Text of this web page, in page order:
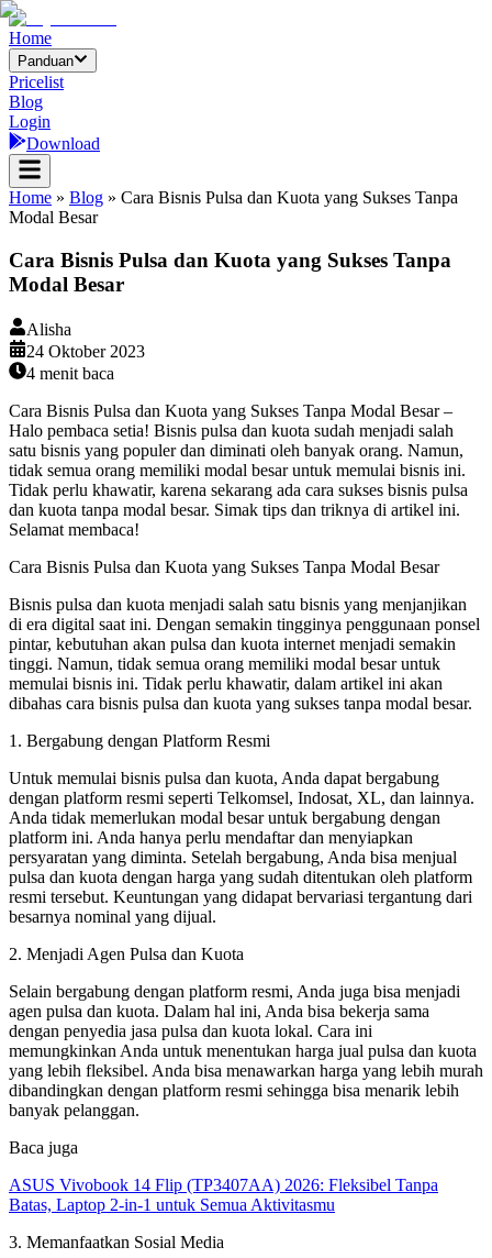
Home
Panduan
Pricelist
Blog
Login
Download
Home » Blog » Cara Bisnis Pulsa dan Kuota yang Sukses Tanpa
Modal Besar
Cara Bisnis Pulsa dan Kuota yang Sukses Tanpa
Modal Besar
Alisha
24 Oktober 2023
4 menit baca
Cara Bisnis Pulsa dan Kuota yang Sukses Tanpa Modal Besar –
Halo pembaca setia! Bisnis pulsa dan kuota sudah menjadi salah
satu bisnis yang populer dan diminati oleh banyak orang. Namun,
tidak semua orang memiliki modal besar untuk memulai bisnis ini.
Tidak perlu khawatir, karena sekarang ada cara sukses bisnis pulsa
dan kuota tanpa modal besar. Simak tips dan triknya di artikel ini.
Selamat membaca!
Cara Bisnis Pulsa dan Kuota yang Sukses Tanpa Modal Besar
Bisnis pulsa dan kuota menjadi salah satu bisnis yang menjanjikan
di era digital saat ini. Dengan semakin tingginya penggunaan ponsel
pintar, kebutuhan akan pulsa dan kuota internet menjadi semakin
tinggi. Namun, tidak semua orang memiliki modal besar untuk
memulai bisnis ini. Tidak perlu khawatir, dalam artikel ini akan
dibahas cara bisnis pulsa dan kuota yang sukses tanpa modal besar.
1. Bergabung dengan Platform Resmi
Untuk memulai bisnis pulsa dan kuota, Anda dapat bergabung
dengan platform resmi seperti Telkomsel, Indosat, XL, dan lainnya.
Anda tidak memerlukan modal besar untuk bergabung dengan
platform ini. Anda hanya perlu mendaftar dan menyiapkan
persyaratan yang diminta. Setelah bergabung, Anda bisa menjual
pulsa dan kuota dengan harga yang sudah ditentukan oleh platform
resmi tersebut. Keuntungan yang didapat bervariasi tergantung dari
besarnya nominal yang dijual.
2. Menjadi Agen Pulsa dan Kuota
Selain bergabung dengan platform resmi, Anda juga bisa menjadi
agen pulsa dan kuota. Dalam hal ini, Anda bisa bekerja sama
dengan penyedia jasa pulsa dan kuota lokal. Cara ini
memungkinkan Anda untuk menentukan harga jual pulsa dan kuota
yang lebih fleksibel. Anda bisa menawarkan harga yang lebih murah
dibandingkan dengan platform resmi sehingga bisa menarik lebih
banyak pelanggan.
Baca juga
ASUS Vivobook 14 Flip (TP3407AA) 2026: Fleksibel Tanpa
Batas, Laptop 2-in-1 untuk Semua Aktivitasmu
3. Memanfaatkan Sosial Media